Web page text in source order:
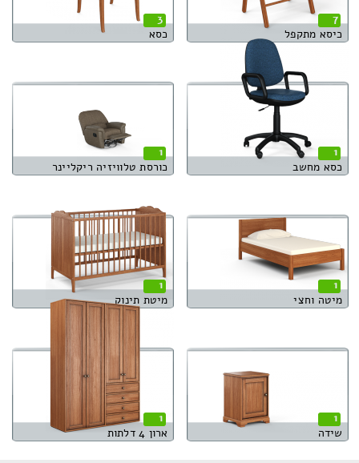
7
כיסא מתקפל
3
כסא
1
כסא מחשב
1
כורסת טלוויזיה ריקליינר
1
מיטה וחצי
1
מיטת תינוק
1
שידה
1
ארון 4 דלתות